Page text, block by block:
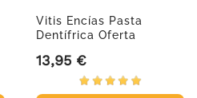
Vitis Encías Pasta
Dentífrica Oferta
Precio
13,95 €